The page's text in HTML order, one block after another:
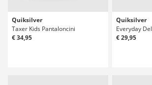
Quiksilver
Taxer Kids Pantaloncini
€ 34,95
Quiksilver
€ 29,95